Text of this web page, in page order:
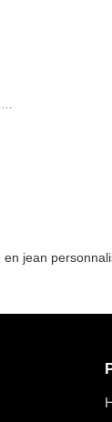
en jean